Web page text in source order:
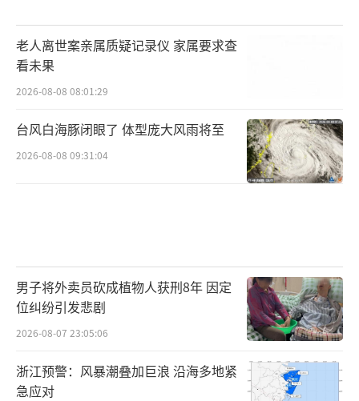
老人离世案亲属质疑记录仪 家属要求查
看未果
2026-08-08 08:01:29
台风白海豚闭眼了 体型庞大风雨将至
2026-08-08 09:31:04
男子将外卖员砍成植物人获刑8年 因定
位纠纷引发悲剧
2026-08-07 23:05:06
浙江预警：风暴潮叠加巨浪 沿海多地紧
急应对